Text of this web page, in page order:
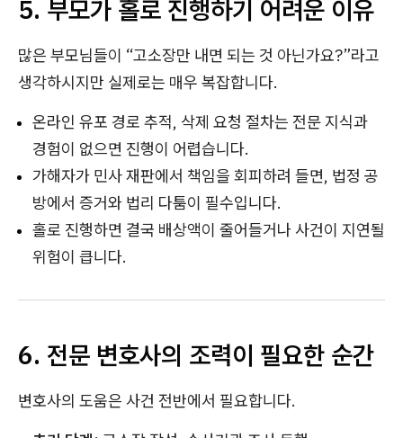
5. 부모가 홀로 진행하기 어려운 이유
많은 부모님들이 “고소장만 내면 되는 것 아닌가요?”라고
생각하시지만 실제로는 매우 복잡합니다.
온라인 유포 경로 추적, 삭제 요청 절차는 전문 지식과
경험이 없으면 진행이 어렵습니다.
가해자가 민사 재판에서 책임을 회피하려 들면, 법정 공
방에서 증거와 법리 다툼이 필수입니다.
홀로 진행하면 결국 배상액이 줄어들거나 사건이 지연될
위험이 큽니다.
6. 전문 변호사의 조력이 필요한 순간
변호사의 도움은 사건 전반에서 필요합니다.